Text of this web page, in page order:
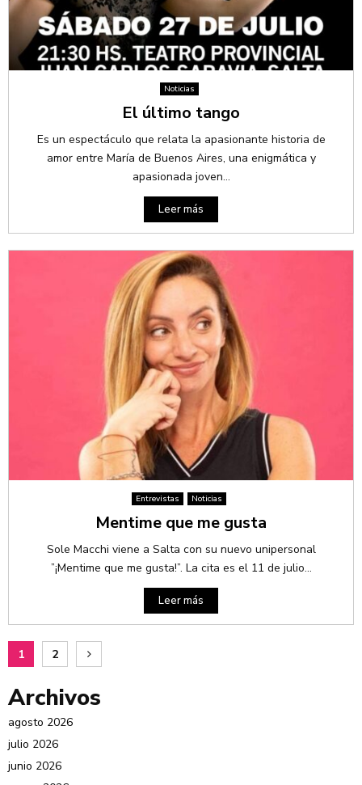
Noticias
El último tango
Es un espectáculo que relata la apasionante historia de
amor entre María de Buenos Aires, una enigmática y
apasionada joven...
Leer más
Entrevistas Noticias
Mentime que me gusta
Sole Macchi viene a Salta con su nuevo unipersonal
”¡Mentime que me gusta!”. La cita es el 11 de julio...
Leer más
1 2
Archivos
agosto 2026
julio 2026
junio 2026